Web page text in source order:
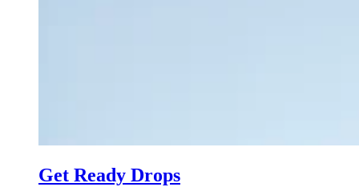
Get Ready Drops